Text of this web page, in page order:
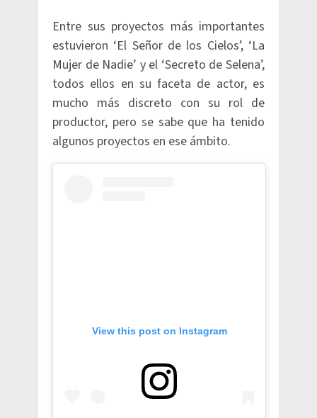
Entre sus proyectos más importantes
estuvieron ‘El Señor de los Cielos’, ‘La
Mujer de Nadie’ y el ‘Secreto de Selena’,
todos ellos en su faceta de actor, es
mucho más discreto con su rol de
productor, pero se sabe que ha tenido
algunos proyectos en ese ámbito.
View this post on Instagram